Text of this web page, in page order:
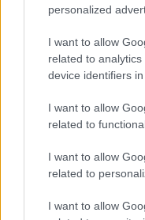
personalized
I want to allow
related to
device identifiers in
I want to allow
related to
I want to allow
related to
I want to allow
Egyre több
első jelek